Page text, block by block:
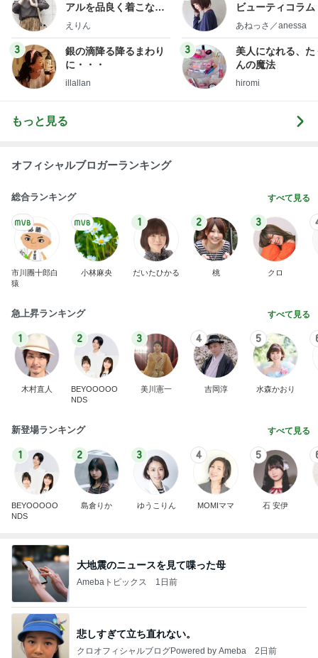
アルを品良く着こなす
ファッションブログ
えりん
3
銀の滴降る降るまわり
に・・・
illallan
ビューティコラ
little
あねっさ／anessa
3
美人になれる、た
んの魔法
hiromi
もっと見る
オフィシャルブロガーランキング
総合ランキング すべて見る
市川團十郎白
猿
小林麻央
1
だいたひかる
2
桃
3
クロ
急上昇ランキング すべて見る
1
木村直人
2
BEYOOOOO
NDS
3
美川憲一
4
吉岡淳
5
水森かおり
新登場ランキング すべて見る
1
BEYOOOOO
NDS
2
島倉りか
3
ゆうこりん
4
MOMIママ
5
石 安伊
大地震のニュースを見て喋った母
Amebaトピックス 1日前
悲しすぎて立ち直れない。
クロオフィシャルブログPowered by Ameba 2日前